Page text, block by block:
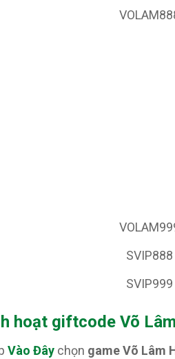
SVIP888
SVIP999
hoạt giftcode Võ
Vào Đây chọn game Võ Lâm